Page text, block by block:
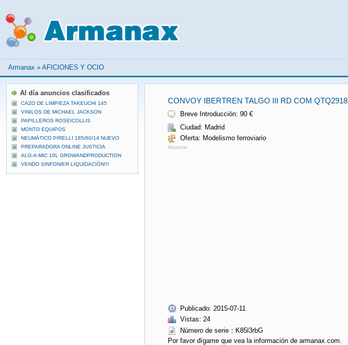
Armanax » AFICIONES Y OCIO
CONVOY IBERTREN TALGO III RD COM QTQ2918
Breve Introducción: 90 €
Ciudad: Madrid
Oferta: Modelismo ferroviario
Anuncio
Publicado: 2015-07-11
Vistas: 24
Número de serie：K85l3rbG
Por favor dígame que vea la información de armanax.com.
Al día anuncios clasificados
CAZO DE LIMPIEZA TAKEUCHI 145
VINILOS DE MICHAEL JACKSON
PAPILLEROS ROSEICOLLIS
MONTO EQUIPOS
NEUMÁTICO PIRELLI 185/60/14 NUEVO
PREPARADORA ONLINE JUSTICIA
ALG-A-MIC 10L GROWANDPRODUCTION
VENDO SINFONIER LIQUIDACIÓN!!!